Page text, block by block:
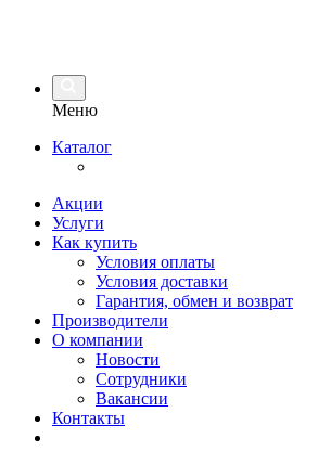
Меню
Каталог
Акции
Услуги
Как купить
Условия оплаты
Условия доставки
Гарантия, обмен и возврат
Производители
О компании
Новости
Сотрудники
Вакансии
Контакты